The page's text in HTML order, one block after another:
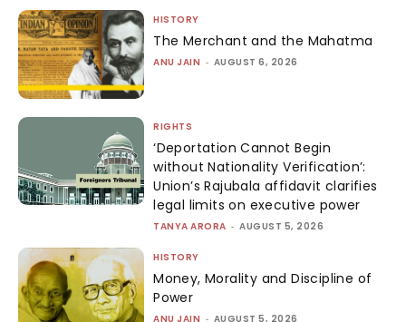
HISTORY
The Merchant and the Mahatma
ANU JAIN - AUGUST 6, 2026
RIGHTS
‘Deportation Cannot Begin
without Nationality Verification’:
Union’s Rajubala affidavit clarifies
legal limits on executive power
TANYA ARORA - AUGUST 5, 2026
HISTORY
Money, Morality and Discipline of
Power
ANU JAIN - AUGUST 5, 2026